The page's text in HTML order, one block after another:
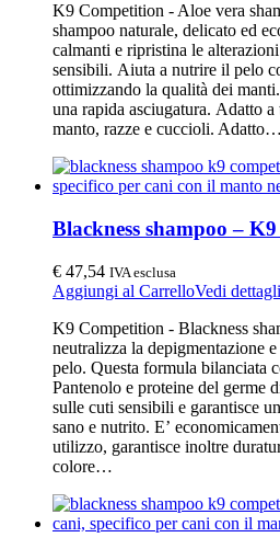
K9 Competition - Aloe vera
shampoo naturale, delicato ed
calmanti e ripristina le
sensibili. Aiuta a nutrire il pelo
ottimizzando la qualità dei
una rapida asciugatura. Adatto
manto, razze e cuccioli. Adatto…
Blackness shampoo –
€ 47,54 IVA esclusa
Aggiungi al CarrelloVedi dettagli
K9 Competition - Blackness
neutralizza la depigmentazione
pelo. Questa formula bilanciata
Pantenolo e proteine del germe
sulle cuti sensibili e garantisce
sano e nutrito. E’
utilizzo, garantisce inoltre
colore…